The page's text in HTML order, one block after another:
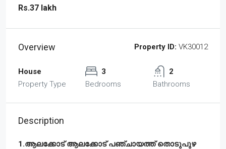
Rs.37 lakh
Overview Property ID: VK30012
House
Property Type
3
Bedrooms
2
Bathrooms
Description
1.ആലക്കോട് ആലക്കോട് പഞ്ചായത്ത് തൊടുപുഴ